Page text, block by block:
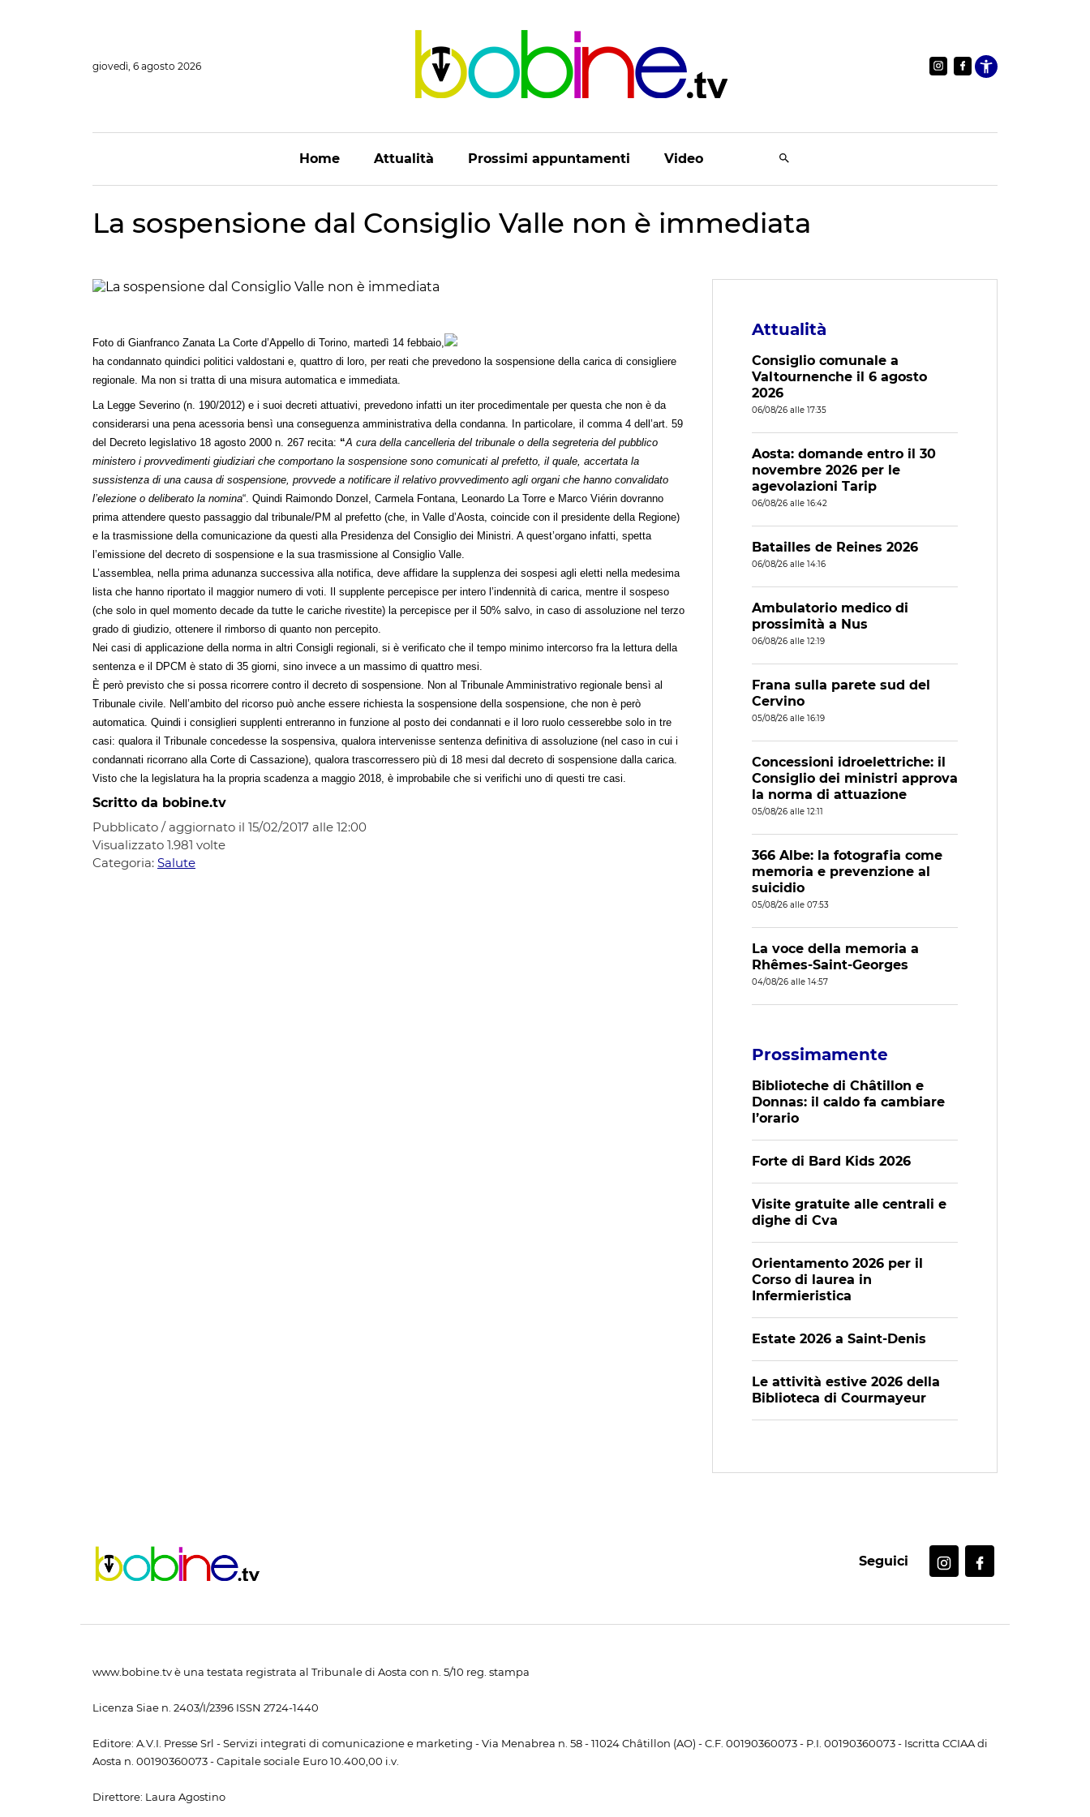
giovedì, 6 agosto 2026 Apri le
Home Attualità Prossimi appuntamenti Video
La sospensione dal Consiglio Valle non è immediata
Foto di Gianfranco Zanata La Corte d’Appello di Torino, martedì 14 febbaio,
ha condannato quindici politici valdostani e, quattro di loro, per reati che prevedono la sospensione della carica di consigliere
regionale. Ma non si tratta di una misura automatica e immediata.
La Legge Severino (n. 190/2012) e i suoi decreti attuativi, prevedono infatti un iter procedimentale per questa che non è da
considerarsi una pena acessoria bensì una conseguenza amministrativa della condanna. In particolare, il comma 4 dell’art. 59
del Decreto legislativo 18 agosto 2000 n. 267 recita: “A cura della cancelleria del tribunale o della segreteria del pubblico
ministero i provvedimenti giudiziari che comportano la sospensione sono comunicati al prefetto, il quale, accertata la
sussistenza di una causa di sospensione, provvede a notificare il relativo provvedimento agli organi che hanno convalidato
l’elezione o deliberato la nomina“. Quindi Raimondo Donzel, Carmela Fontana, Leonardo La Torre e Marco Viérin dovranno
prima attendere questo passaggio dal tribunale/PM al prefetto (che, in Valle d’Aosta, coincide con il presidente della Regione)
e la trasmissione della comunicazione da questi alla Presidenza del Consiglio dei Ministri. A quest’organo infatti, spetta
l’emissione del decreto di sospensione e la sua trasmissione al Consiglio Valle.
L’assemblea, nella prima adunanza successiva alla notifica, deve affidare la supplenza dei sospesi agli eletti nella medesima
lista che hanno riportato il maggior numero di voti. Il supplente percepisce per intero l’indennità di carica, mentre il sospeso
(che solo in quel momento decade da tutte le cariche rivestite) la percepisce per il 50% salvo, in caso di assoluzione nel terzo
grado di giudizio, ottenere il rimborso di quanto non percepito.
Nei casi di applicazione della norma in altri Consigli regionali, si è verificato che il tempo minimo intercorso fra la lettura della
sentenza e il DPCM è stato di 35 giorni, sino invece a un massimo di quattro mesi.
È però previsto che si possa ricorrere contro il decreto di sospensione. Non al Tribunale Amministrativo regionale bensì al
Tribunale civile. Nell’ambito del ricorso può anche essere richiesta la sospensione della sospensione, che non è però
automatica. Quindi i consiglieri supplenti entreranno in funzione al posto dei condannati e il loro ruolo cesserebbe solo in tre
casi: qualora il Tribunale concedesse la sospensiva, qualora intervenisse sentenza definitiva di assoluzione (nel caso in cui i
condannati ricorrano alla Corte di Cassazione), qualora trascorressero più di 18 mesi dal decreto di sospensione dalla carica.
Visto che la legislatura ha la propria scadenza a maggio 2018, è improbabile che si verifichi uno di questi tre casi.
Scritto da bobine.tv
Pubblicato / aggiornato il 15/02/2017 alle 12:00
Visualizzato 1.981 volte
Categoria: Salute
Attualità
Consiglio comunale a
Valtournenche il 6 agosto
2026
06/08/26 alle 17:35
Aosta: domande entro il 30
novembre 2026 per le
agevolazioni Tarip
06/08/26 alle 16:42
Batailles de Reines 2026
06/08/26 alle 14:16
Ambulatorio medico di
prossimità a Nus
06/08/26 alle 12:19
Frana sulla parete sud del
Cervino
05/08/26 alle 16:19
Concessioni idroelettriche: il
Consiglio dei ministri approva
la norma di attuazione
05/08/26 alle 12:11
366 Albe: la fotografia come
memoria e prevenzione al
suicidio
05/08/26 alle 07:53
La voce della memoria a
Rhêmes-Saint-Georges
04/08/26 alle 14:57
Prossimamente
Biblioteche di Châtillon e
Donnas: il caldo fa cambiare
l’orario
Forte di Bard Kids 2026
Visite gratuite alle centrali e
dighe di Cva
Orientamento 2026 per il
Corso di laurea in
Infermieristica
Estate 2026 a Saint-Denis
Le attività estive 2026 della
Biblioteca di Courmayeur
Seguici
www.bobine.tv è una testata registrata al Tribunale di Aosta con n. 5/10 reg. stampa
Licenza Siae n. 2403/I/2396 ISSN 2724-1440
Editore: A.V.I. Presse Srl - Servizi integrati di comunicazione e marketing - Via Menabrea n. 58 - 11024 Châtillon (AO) - C.F. 00190360073 - P.I. 00190360073 - Iscritta CCIAA di
Aosta n. 00190360073 - Capitale sociale Euro 10.400,00 i.v.
Direttore: Laura Agostino